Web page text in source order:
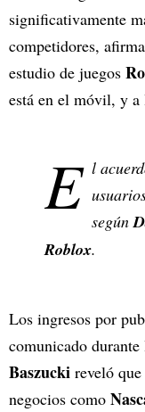
significativamente
competidores, afirma
estudio de juegos
está en el móvil, y a
E l
según
Roblox.
Los ingresos por
comunicado
Baszucki reveló
negocios como